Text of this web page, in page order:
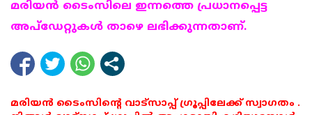
മരിയന്‍ ടൈംസിലെ ഇന്നത്തെ പ്രധാനപ്പെട്ട
അപ്ഡേറ്റുകള്‍ താഴെ ലഭിക്കുന്നതാണ്.
മരിയൻ ടൈംസിന്റെ വാട്സാപ്പ് ഗ്രൂപ്പിലേക്ക് സ്വാഗതം .